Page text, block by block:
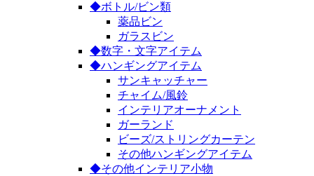
◆ボトル/ビン類
薬品ビン
ガラスビン
◆数字・文字アイテム
◆ハンギングアイテム
サンキャッチャー
チャイム/風鈴
インテリアオーナメント
ガーランド
ビーズ/ストリングカーテン
その他ハンギングアイテム
◆その他インテリア小物